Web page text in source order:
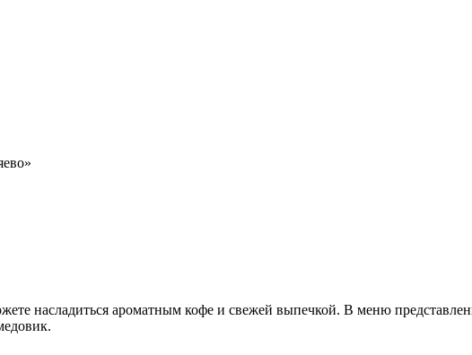
насладиться ароматным кофе и свежей выпечкой. В меню